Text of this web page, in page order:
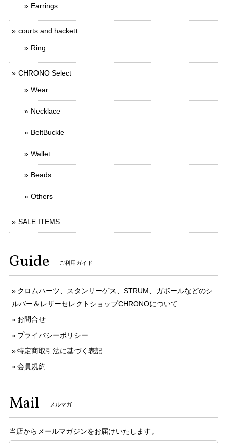
Earrings
courts and hackett
Ring
CHRONO Select
Wear
Necklace
BeltBuckle
Wallet
Beads
Others
SALE ITEMS
Guide ご利用ガイド
クロムハーツ、スタンリーゲス、STRUM、ガボールなどのシ
ルバー＆レザーセレクトショップCHRONOについて
お問合せ
プライバシーポリシー
特定商取引法に基づく表記
会員規約
Mail メルマガ
当店からメールマガジンをお届けいたします。